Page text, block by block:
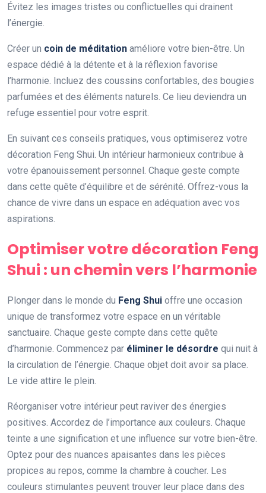
Évitez les images tristes ou conflictuelles qui drainent
l’énergie.
Créer un coin de méditation améliore votre bien-être. Un
espace dédié à la détente et à la réflexion favorise
l’harmonie. Incluez des coussins confortables, des bougies
parfumées et des éléments naturels. Ce lieu deviendra un
refuge essentiel pour votre esprit.
En suivant ces conseils pratiques, vous optimiserez votre
décoration Feng Shui. Un intérieur harmonieux contribue à
votre épanouissement personnel. Chaque geste compte
dans cette quête d’équilibre et de sérénité. Offrez-vous la
chance de vivre dans un espace en adéquation avec vos
aspirations.
Optimiser votre décoration Feng
Shui : un chemin vers l’harmonie
Plonger dans le monde du Feng Shui offre une occasion
unique de transformez votre espace en un véritable
sanctuaire. Chaque geste compte dans cette quête
d’harmonie. Commencez par éliminer le désordre qui nuit à
la circulation de l’énergie. Chaque objet doit avoir sa place.
Le vide attire le plein.
Réorganiser votre intérieur peut raviver des énergies
positives. Accordez de l’importance aux couleurs. Chaque
teinte a une signification et une influence sur votre bien-être.
Optez pour des nuances apaisantes dans les pièces
propices au repos, comme la chambre à coucher. Les
couleurs stimulantes peuvent trouver leur place dans des